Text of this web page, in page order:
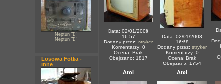
Neptun "D"
Neptun "D"
Losowa Fotka -
Inne
Data: 02/01/2008
16:57
Dodany przez: stryker
Komentarzy: 0
Ocena: Brak
Obejrzano: 1817
Data: 02/01/2008
16:58
Dodany przez: stryker
Komentarzy: 0
Ocena: Brak
Obejrzano: 1754
Atol Atol